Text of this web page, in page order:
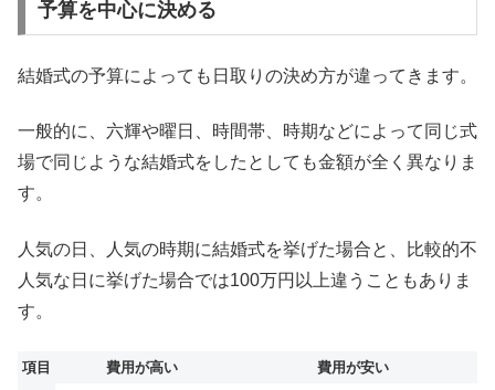
予算を中心に決める
結婚式の予算によっても日取りの決め方が違ってきます。
一般的に、六輝や曜日、時間帯、時期などによって同じ式
場で同じような結婚式をしたとしても金額が全く異なりま
す。
人気の日、人気の時期に結婚式を挙げた場合と、比較的不
人気な日に挙げた場合では100万円以上違うこともありま
す。
項目 費用が高い
費用が安い